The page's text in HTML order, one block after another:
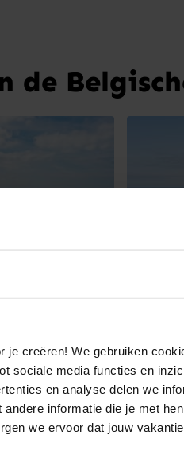
je creëren! We gebruiken
sociale media functies en
en analyse delen we
informatie die je met
we ervoor dat jouw
de